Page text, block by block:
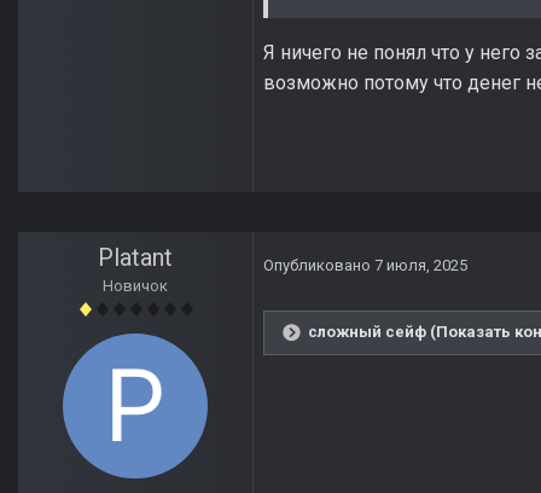
Я ничего не понял что у него
возможно потому что денег
Platant
Новичок
Опубликовано 7 июля, 2025
сложный сейф (Показать